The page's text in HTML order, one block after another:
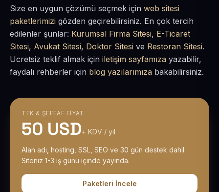
Size en uygun çözümü seçmek için web sitesi
paketlerimizi gözden geçirebilirsiniz. En çok tercih
edilenler şunlar: Kurumsal Firma Sitesi, E-Ticaret
Sitesi, Avukat Sitesi, Doktor Sitesi ve Restoran Sitesi.
Ücretsiz teklif almak için iletişim sayfamıza yazabilir,
faydalı rehberler için blog yazılarımıza bakabilirsiniz.
TEK & ŞEFFAF FIYAT
50 USD+ KDV / yıl
Alan adı, hosting, SSL, SEO ve 30 gün destek dahil.
Siteniz 1-3 iş günü içinde yayında.
Paketleri İncele